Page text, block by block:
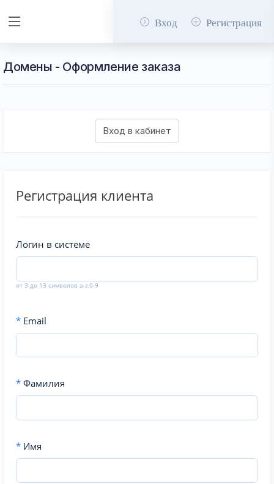
Вход Регистрация
Домены - Оформление заказа
Регистрация клиента
Логин в системе
от 3 до 13 символов a-z,0-9
* Email
* Фамилия
* Имя